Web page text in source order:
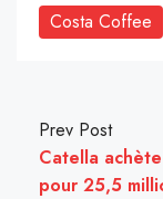
Costa Coffee
Prev Post
Catella
pour 25,5